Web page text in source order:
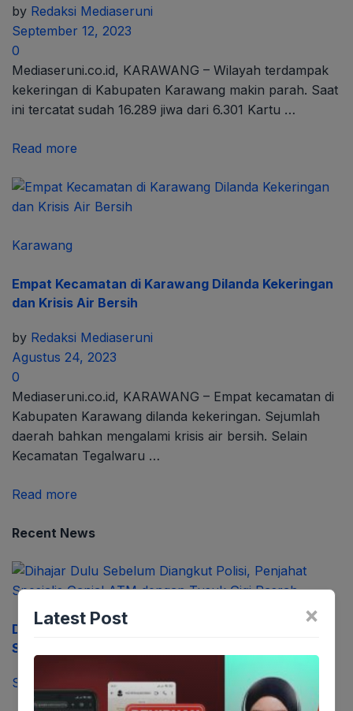
by Redaksi Mediaseruni
September 12, 2023
0
Mediaseruni.co.id, KARAWANG – Wilayah terdampak
kekeringan di Kabupaten Karawang makin parah. Saat
ini tercatat sudah 16.289 jiwa dari 6.301 Kartu …
Read more
Karawang
Empat Kecamatan di Karawang Dilanda Kekeringan
dan Krisis Air Bersih
by Redaksi Mediaseruni
Agustus 24, 2023
0
Mediaseruni.co.id, KARAWANG – Empat kecamatan di
Kabupaten Karawang dilanda kekeringan. Sejumlah
daerah bahkan mengalami krisis air bersih. Selain
Kecamatan Tegalwaru …
Read more
Recent News
Dihajar Dulu Sebelum Diangkut Polisi, Penjahat
Spesialis Ganjal ATM dengan Tusuk Gigi Pasrah
September 22, 2023
×
Latest Post